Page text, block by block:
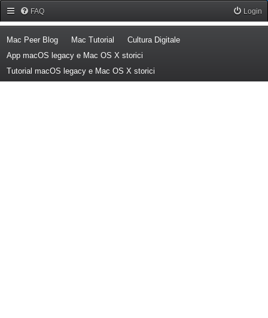
FAQ Login
Mac Peer Blog(Opens a new tab)
Mac Tutorial (Opens a new tab)
Cultura Digitale(Opens a new tab)
App macOS legacy e Mac OS X storici
Tutorial macOS legacy e Mac OS X storici